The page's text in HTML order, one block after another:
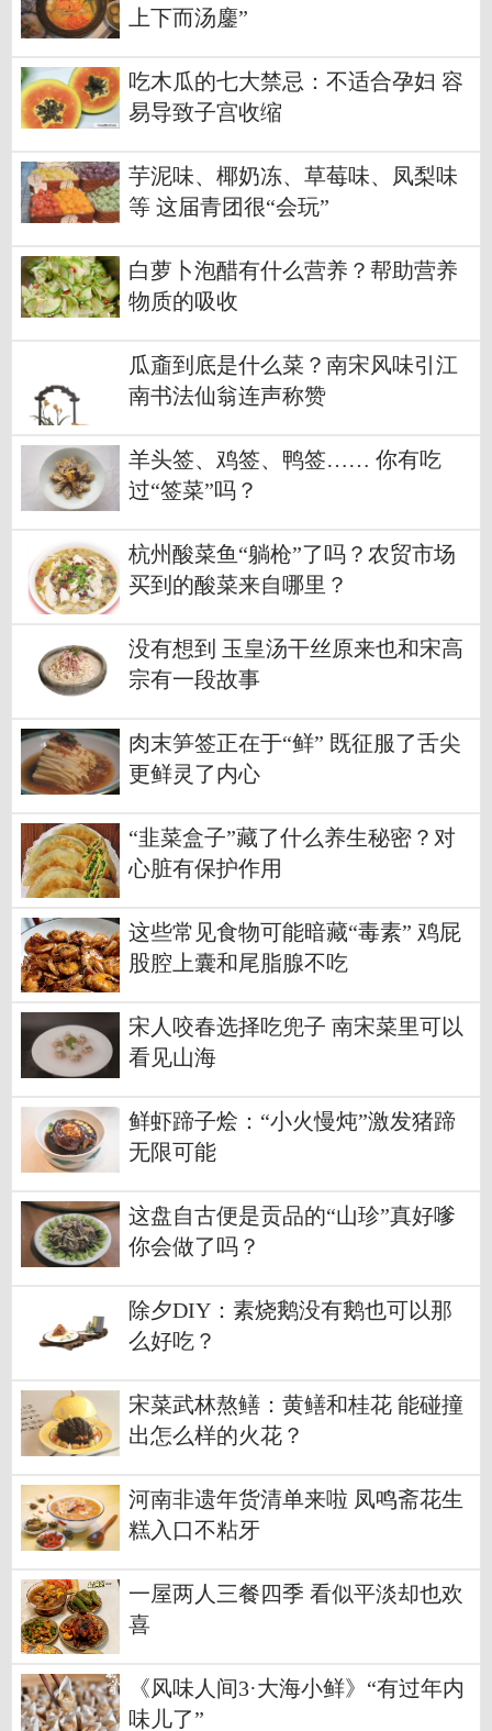
上下而汤鏖”
吃木瓜的七大禁忌：不适合孕妇 容
易导致子宫收缩
芋泥味、椰奶冻、草莓味、凤梨味
等 这届青团很“会玩”
白萝卜泡醋有什么营养？帮助营养
物质的吸收
瓜齑到底是什么菜？南宋风味引江
南书法仙翁连声称赞
羊头签、鸡签、鸭签…… 你有吃
过“签菜”吗？
杭州酸菜鱼“躺枪”了吗？农贸市场
买到的酸菜来自哪里？
没有想到 玉皇汤干丝原来也和宋高
宗有一段故事
肉末笋签正在于“鲜” 既征服了舌尖
更鲜灵了内心
“韭菜盒子”藏了什么养生秘密？对
心脏有保护作用
这些常见食物可能暗藏“毒素” 鸡屁
股腔上囊和尾脂腺不吃
宋人咬春选择吃兜子 南宋菜里可以
看见山海
鲜虾蹄子烩：“小火慢炖”激发猪蹄
无限可能
这盘自古便是贡品的“山珍”真好嗲
你会做了吗？
除夕DIY：素烧鹅没有鹅也可以那
么好吃？
宋菜武林熬鳝：黄鳝和桂花 能碰撞
出怎么样的火花？
河南非遗年货清单来啦 凤鸣斋花生
糕入口不粘牙
一屋两人三餐四季 看似平淡却也欢
喜
《风味人间3·大海小鲜》“有过年内
味儿了”